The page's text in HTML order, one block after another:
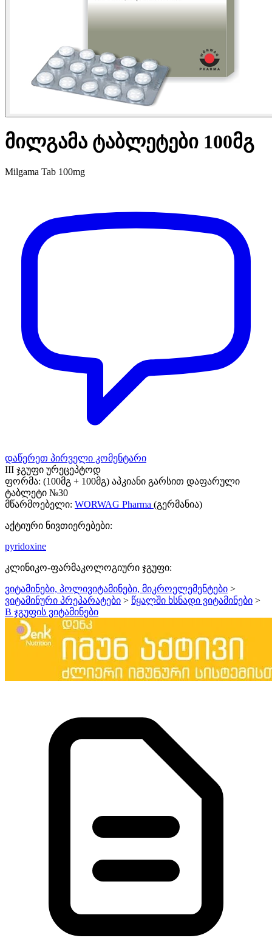
მილგამა ტაბლეტები 100მგ
Milgama Tab 100mg
დაწერეთ პირველი კომენტარი
III ჯგუფი ურეცეპტოდ
ფორმა: (100მგ + 100მგ) აპკიანი გარსით დაფარული
ტაბლეტი №30
მწარმოებელი: WORWAG Pharma (გერმანია)
აქტიური ნივთიერებები:
pyridoxine
კლინიკო-ფარმაკოლოგიური ჯგუფი:
ვიტამინები, პოლივიტამინები, მიკროელემენტები >
ვიტამინური პრეპარატები > წყალში ხსნადი ვიტამინები >
B ჯგუფის ვიტამინები